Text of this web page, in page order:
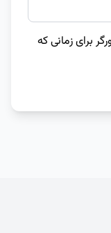
برای زمانی که